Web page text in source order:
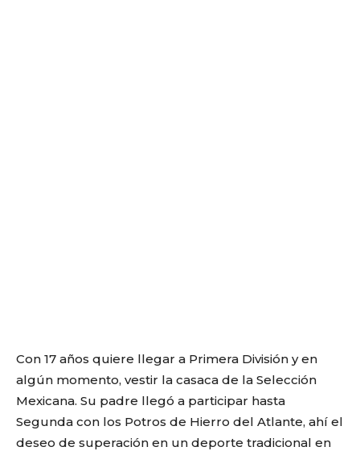
Con 17 años quiere llegar a Primera División y en
algún momento, vestir la casaca de la Selección
Mexicana. Su padre llegó a participar hasta
Segunda con los Potros de Hierro del Atlante, ahí el
deseo de superación en un deporte tradicional en